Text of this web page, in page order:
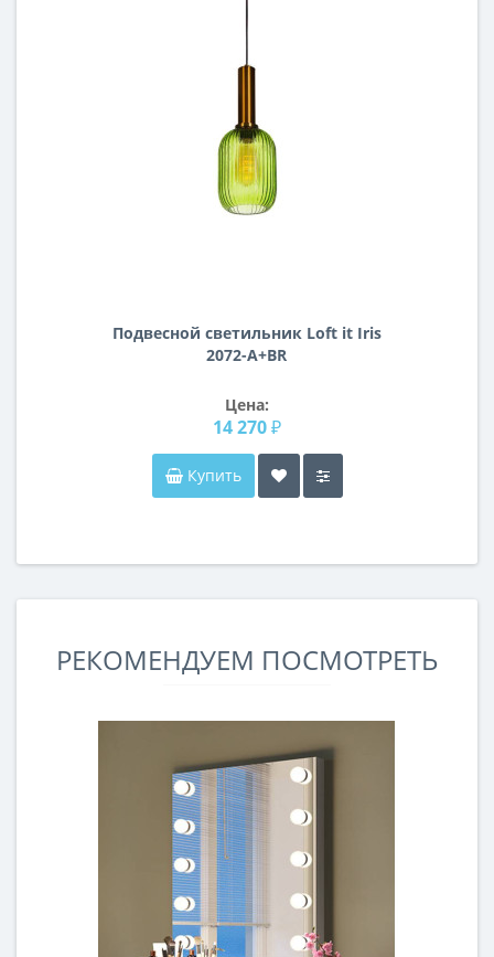
Подвесной светильник Loft it Iris
2072-A+BR
Цена:
14 270 ₽
Купить
РЕКОМЕНДУЕМ ПОСМОТРЕТЬ